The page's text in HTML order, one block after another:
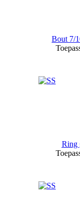
Bout 7/
Ring